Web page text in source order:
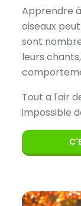
Apprendre
oiseaux
sont
leurs
Tout a l'air
impossible